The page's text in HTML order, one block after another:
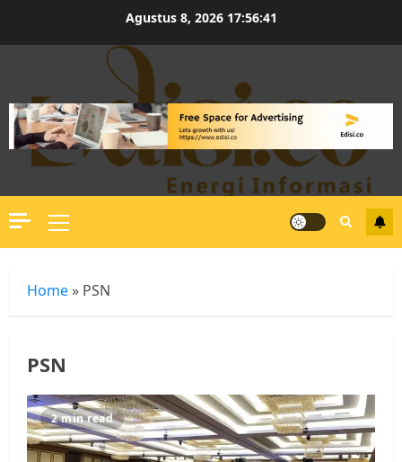
Agustus 8, 2026 17:56:42
Primary
Menu
Home » PSN
PSN
2 min read